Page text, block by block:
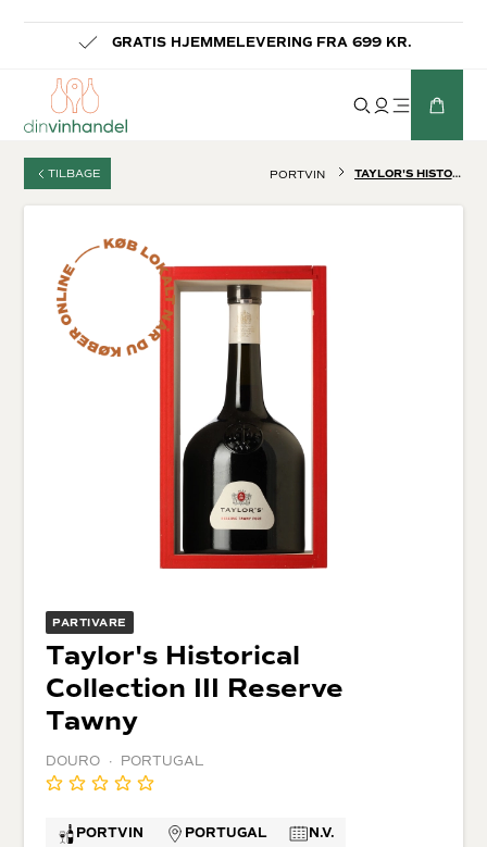
LEVERING INDENFOR 1-3 HVERDAGE
TILBAGE PORTVIN TAYLOR'S HISTORICAL COLLECTION III RESERVE TAWNY
PARTIVARE
Taylor's Historical
Collection III Reserve
Tawny
DOURO · PORTUGAL
PORTVIN PORTUGAL
N.V.